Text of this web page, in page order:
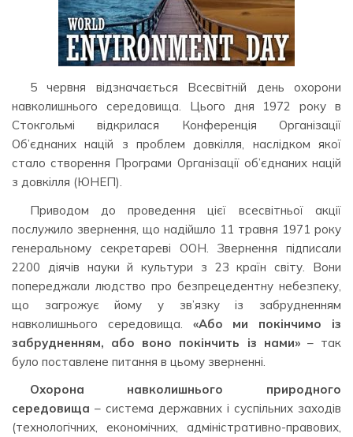
5 червня відзначається Всесвітній день охорони
навколишнього середовища. Цього дня 1972 року в
Стокгольмі відкрилася Конференція Організації
Об’єднаних націй з проблем довкілля, наслідком якої
стало створення Програми Організації об’єднаних націй
з довкілля (ЮНЕП).
Приводом до проведення цієї всесвітньої акції
послужило звернення, що надійшло 11 травня 1971 року
генеральному секретареві ООН. Звернення підписали
2200 діячів науки й культури з 23 країн світу. Вони
попереджали людство про безпрецедентну небезпеку,
що загрожує йому у зв’язку із забрудненням
навколишнього середовища. «Або ми покінчимо із
забрудненням, або воно покінчить із нами»– так
було поставлене питання в цьому зверненні.
Охорона навколишнього природного
середовища – система державних і суспільних заходів
(технологічних, економічних, адміністративно-правових,